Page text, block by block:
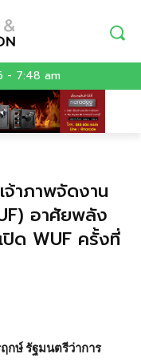
- 7:48 am
จ้าภาพจัดงาน
อาศัยพลัง
ปิด WUF ครั้งที่
กษ์ รัฐมนตรีว่าการ